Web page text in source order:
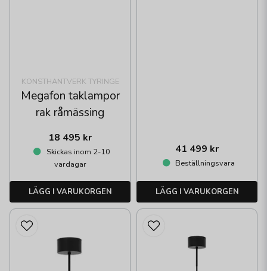
KONSTHANTVERK TYRINGE
Megafon taklampor
rak råmässing
18 495 kr
Skickas inom 2-10
vardagar
LÄGG I VARUKORGEN
41 499 kr
Beställningsvara
LÄGG I VARUKORGEN